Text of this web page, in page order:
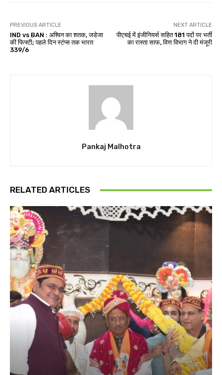
PREVIOUS ARTICLE
IND vs BAN : अश्विन का शतक, जडेजा
की फिफ्टी; पहले दिन स्टंप्स तक भारत
339/6
NEXT ARTICLE
पीएचई में इंजीनियर्स सहित 181 पदों पर भर्ती
का रास्ता साफ, वित्त विभाग ने दी मंजूरी
Pankaj Malhotra
RELATED ARTICLES